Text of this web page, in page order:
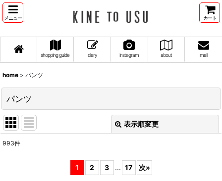
メニュー カート
shopping guide diary instagram about mail
home > パンツ
パンツ
表示順変更
993件
1 2 3 ... 17 次»